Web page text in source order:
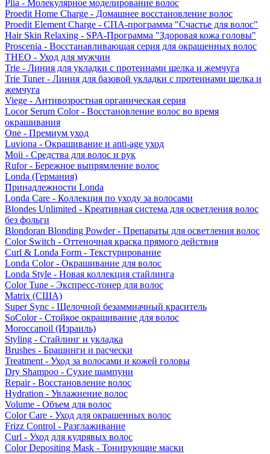
Plia - Молекулярное моделирование волос
Proedit Home Charge - Домашнее восстановление волос
Proedit Element Charge - СПА-программа "Счастье для волос"
Hair Skin Relaxing - SPA-Программа "Здоровая кожа головы"
Proscenia - Восстанавливающая серия для окрашенных волос
THEO - Уход для мужчин
Trie - Линия для укладки с протеинами шелка и жемчуга
Trie Tuner - Линия для базовой укладки с протеинами шелка и
жемчуга
Viege - Антивозростная органическая серия
Locor Serum Color - Восстановление волос во время
окрашивания
One - Премиум уход
Luviona - Окрашивание и anti-age уход
Moii - Средства для волос и рук
Rufor - Бережное выпрямление волос
Londa (Германия)
Принадлежности Londa
Londa Care - Коллекция по уходу за волосами
Blondes Unlimited - Креативная система для осветления волос
без фольги
Blondoran Blonding Powder - Препараты для осветления волос
Color Switch - Оттеночная краска прямого действия
Curl & Londa Form - Текстурирование
Londa Color - Окрашивание для волос
Londa Style - Новая коллекция стайлинга
Color Tune - Экспресс-тонер для волос
Matrix (США)
Super Sync - Щелочной безаммиачный краситель
SoColor - Стойкое окрашивание для волос
Moroccanoil (Израиль)
Styling - Стайлинг и укладка
Brushes - Брашинги и расчески
Treatment - Уход за волосами и кожей головы
Dry Shampoo - Сухие шампуни
Repair - Восстановление волос
Hydration - Увлажнение волос
Volume - Объем для волос
Color Care - Уход для окрашенных волос
Frizz Control - Разглаживание
Curl - Уход для кудрявых волос
Color Depositing Mask - Тонирующие маски